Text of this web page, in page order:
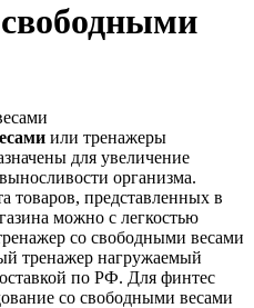
или тренажеры
для увеличение
организма.
товаров, представленных в
можно с легкостью
со свободными весами
тренажер нагружаемый
по РФ. Для финтес
со свободными весами